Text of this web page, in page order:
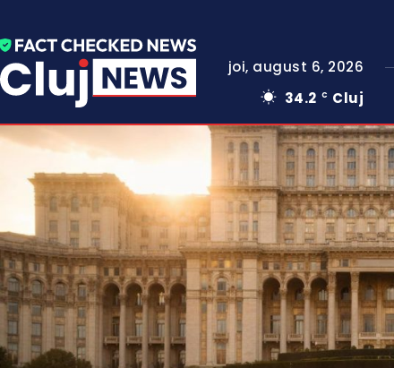
joi, august 6, 2026
34.2 C Cluj